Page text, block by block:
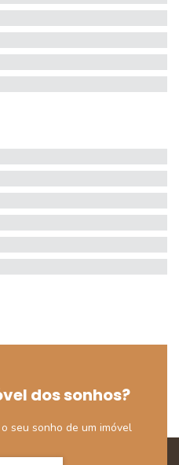
dos sonhos?
seu sonho de um imóvel